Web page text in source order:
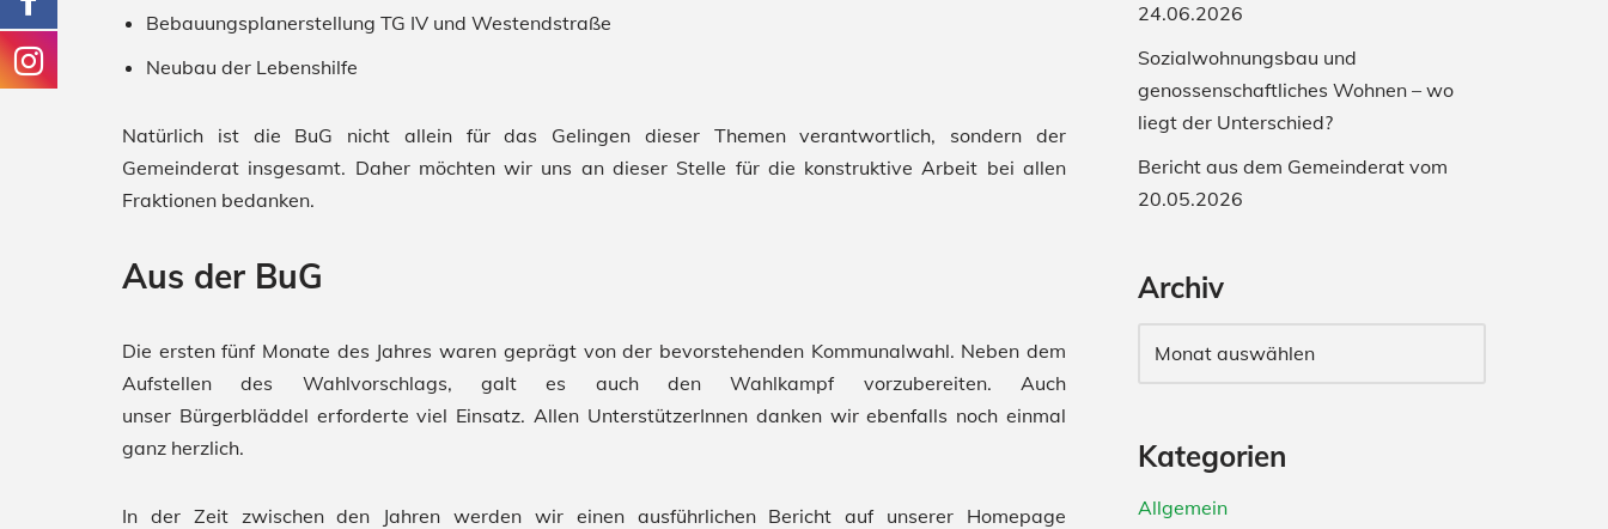
Bebauungsplanerstellung TG IV und Westendstraße
Neubau der Lebenshilfe
Natürlich ist die BuG nicht allein für das Gelingen dieser Themen verantwortlich, sondern der
Gemeinderat insgesamt. Daher möchten wir uns an dieser Stelle für die konstruktive Arbeit bei allen
Fraktionen bedanken.
Aus der BuG
Die ersten fünf Monate des Jahres waren geprägt von der bevorstehenden Kommunalwahl. Neben dem
Aufstellen des Wahlvorschlags, galt es auch den Wahlkampf vorzubereiten. Auch
unser Bürgerbläddel erforderte viel Einsatz. Allen UnterstützerInnen danken wir ebenfalls noch einmal
ganz herzlich.
In der Zeit zwischen den Jahren werden wir einen ausführlichen Bericht auf unserer Homepage
24.06.2026
Sozialwohnungsbau und
genossenschaftliches Wohnen – wo
liegt der Unterschied?
Bericht aus dem Gemeinderat vom
20.05.2026
Archiv
Kategorien
Allgemein